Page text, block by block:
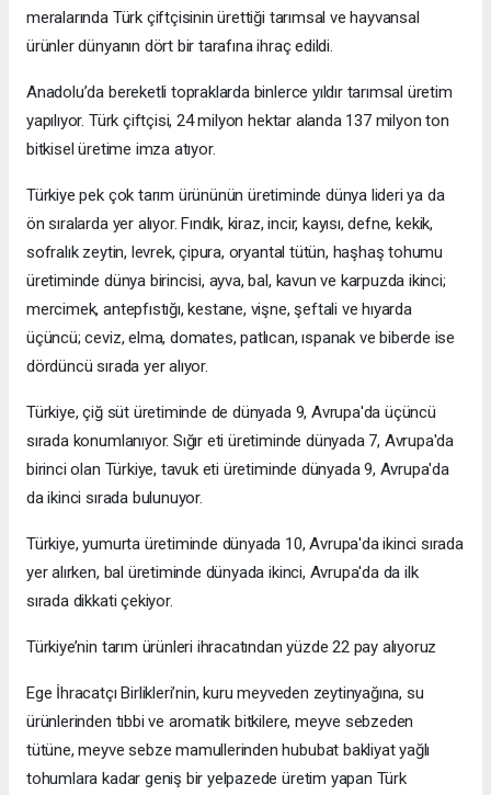
meralarında Türk çiftçisinin ürettiği tarımsal ve hayvansal
ürünler dünyanın dört bir tarafına ihraç edildi.
Anadolu’da bereketli topraklarda binlerce yıldır tarımsal üretim
yapılıyor. Türk çiftçisi, 24 milyon hektar alanda 137 milyon ton
bitkisel üretime imza atıyor.
Türkiye pek çok tarım ürününün üretiminde dünya lideri ya da
ön sıralarda yer alıyor. Fındık, kiraz, incir, kayısı, defne, kekik,
sofralık zeytin, levrek, çipura, oryantal tütün, haşhaş tohumu
üretiminde dünya birincisi, ayva, bal, kavun ve karpuzda ikinci;
mercimek, antepfıstığı, kestane, vişne, şeftali ve hıyarda
üçüncü; ceviz, elma, domates, patlıcan, ıspanak ve biberde ise
dördüncü sırada yer alıyor.
Türkiye, çiğ süt üretiminde de dünyada 9, Avrupa'da üçüncü
sırada konumlanıyor. Sığır eti üretiminde dünyada 7, Avrupa'da
birinci olan Türkiye, tavuk eti üretiminde dünyada 9, Avrupa'da
da ikinci sırada bulunuyor.
Türkiye, yumurta üretiminde dünyada 10, Avrupa'da ikinci sırada
yer alırken, bal üretiminde dünyada ikinci, Avrupa'da da ilk
sırada dikkati çekiyor.
Türkiye’nin tarım ürünleri ihracatından yüzde 22 pay alıyoruz
Ege İhracatçı Birlikleri’nin, kuru meyveden zeytinyağına, su
ürünlerinden tıbbi ve aromatik bitkilere, meyve sebzeden
tütüne, meyve sebze mamullerinden hububat bakliyat yağlı
tohumlara kadar geniş bir yelpazede üretim yapan Türk